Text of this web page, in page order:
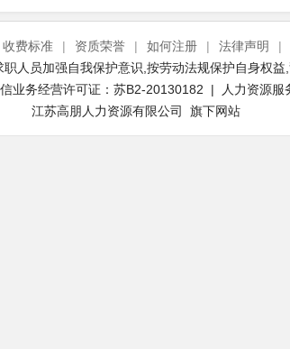
收费标准 | 资质荣誉 | 如何注册 | 法律声明 |
人员加强自我保护意识,按劳动法规保护自身权
业务经营许可证：苏B2-20130182 | 人力资源服
江苏高朋人力资源有限公司 旗下网站